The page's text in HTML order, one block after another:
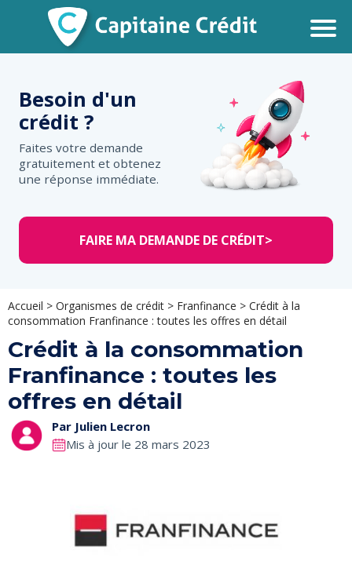
Besoin d'un
crédit ?
Faites votre demande
gratuitement et obtenez
une réponse immédiate.
FAIRE MA DEMANDE DE CRÉDIT>
Accueil > Organismes de crédit > Franfinance > Crédit à la
consommation Franfinance : toutes les offres en détail
Crédit à la consommation
Franfinance : toutes les
offres en détail
Par Julien Lecron
Mis à jour le 28 mars 2023